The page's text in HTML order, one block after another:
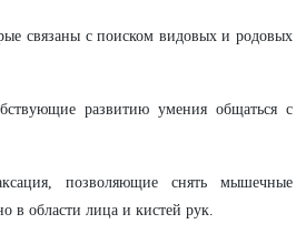
связаны с поиском видовых и родовых
развитию умения общаться с
позволяющие снять мышечные
в области лица и кистей рук.